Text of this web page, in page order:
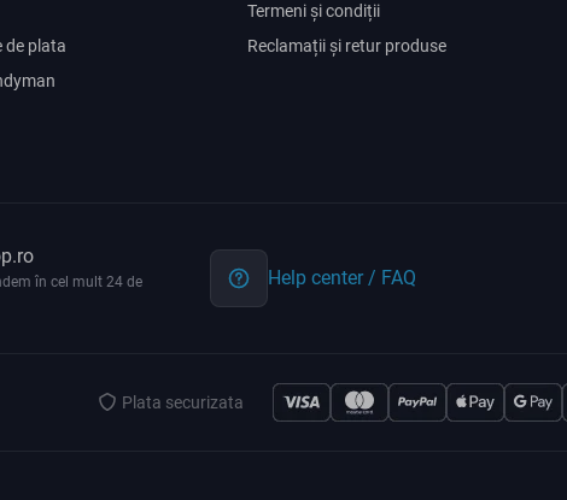
de plata
Termeni și condiții
Reclamații și retur produse
în cel mult 24 de
Help center / FAQ
Plata securizata